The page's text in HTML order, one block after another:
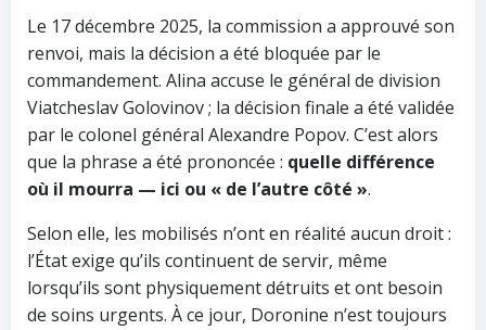
Le 17 décembre 2025, la commission a approuvé son
renvoi, mais la décision a été bloquée par le
commandement. Alina accuse le général de division
Viatcheslav Golovinov ; la décision finale a été validée
par le colonel général Alexandre Popov. C’est alors
que la phrase a été prononcée : quelle différence
où il mourra — ici ou « de l’autre côté ».
Selon elle, les mobilisés n’ont en réalité aucun droit :
l’État exige qu’ils continuent de servir, même
lorsqu’ils sont physiquement détruits et ont besoin
de soins urgents. À ce jour, Doronine n’est toujours